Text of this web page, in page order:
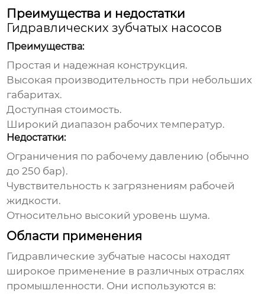
Преимущества и недостатки
Гидравлических зубчатых насосов
Преимущества:
Простая и надежная конструкция.
Высокая производительность при небольших
габаритах.
Доступная стоимость.
Широкий диапазон рабочих температур.
Недостатки:
Ограничения по рабочему давлению (обычно
до 250 бар).
Чувствительность к загрязнениям рабочей
жидкости.
Относительно высокий уровень шума.
Области применения
Гидравлические зубчатые насосы находят
широкое применение в различных отраслях
промышленности. Они используются в: